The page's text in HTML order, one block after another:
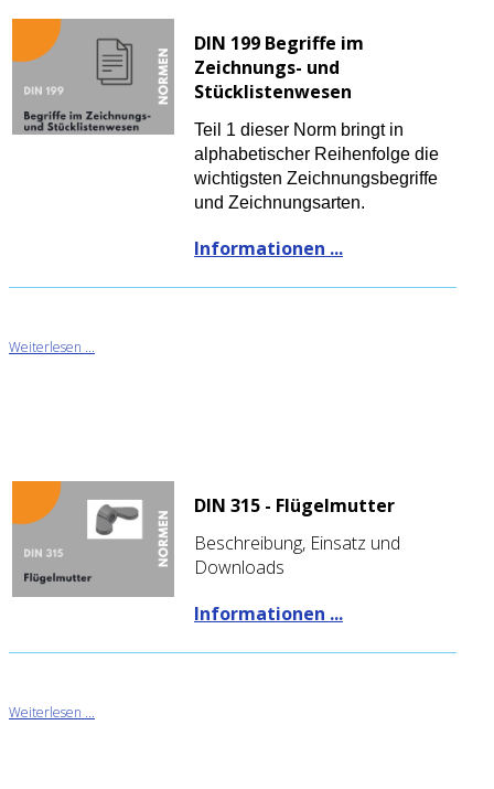
DIN 199 Begriffe im
Zeichnungs- und
Stücklistenwesen
Teil 1 dieser Norm bringt in
alphabetischer Reihenfolge die
wichtigsten Zeichnungsbegriffe
und Zeichnungsarten.
Informationen ...
Weiterlesen ...
DIN 315 - Flügelmutter
Beschreibung, Einsatz und
Downloads
Informationen ...
Weiterlesen ...